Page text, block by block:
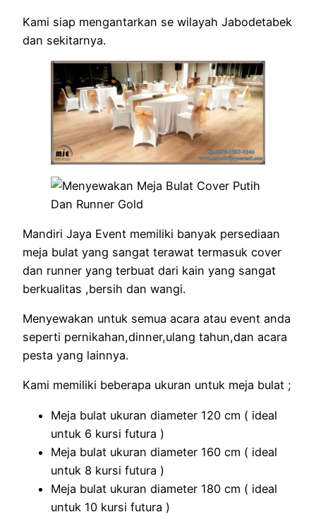
Kami siap mengantarkan se wilayah Jabodetabek
dan sekitarnya.
Mandiri Jaya Event memiliki banyak persediaan
meja bulat yang sangat terawat termasuk cover
dan runner yang terbuat dari kain yang sangat
berkualitas ,bersih dan wangi.
Menyewakan untuk semua acara atau event anda
seperti pernikahan,dinner,ulang tahun,dan acara
pesta yang lainnya.
Kami memiliki beberapa ukuran untuk meja bulat ;
Meja bulat ukuran diameter 120 cm ( ideal
untuk 6 kursi futura )
Meja bulat ukuran diameter 160 cm ( ideal
untuk 8 kursi futura )
Meja bulat ukuran diameter 180 cm ( ideal
untuk 10 kursi futura )